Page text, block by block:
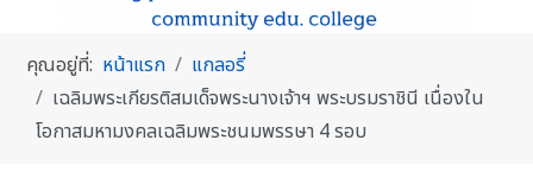
คุณอยู่ที่: หน้าแรก
แกลอรี่
เฉลิมพระเกียรติสมเด็จพระนางเจ้าฯ พระบรมราชินี เนื่องใน
โอกาสมหามงคลเฉลิมพระชนมพรรษา 4 รอบ